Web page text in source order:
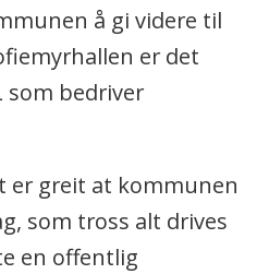
å gi videre til
er det
bedriver
er greit at kommunen
som tross alt drives
en offentlig